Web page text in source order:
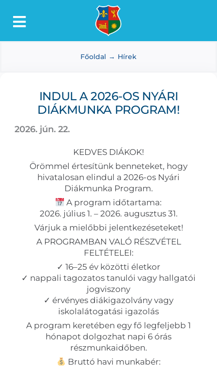
Toggle
Lőkösháza
Dokumentumtár
Főoldal Hírek
INDUL A 2026-OS NYÁRI
DIÁKMUNKA PROGRAM!
2026. jún. 22.
KEDVES DIÁKOK!
Örömmel értesítünk benneteket, hogy
hivatalosan elindul a 2026-os Nyári
Diákmunka Program.
A program időtartama:
2026. július 1. – 2026. augusztus 31.
Várjuk a mielőbbi jelentkezéseteket!
A PROGRAMBAN VALÓ RÉSZVÉTEL
FELTÉTELEI:
✓ 16–25 év közötti életkor
✓ nappali tagozatos tanulói vagy hallgatói
jogviszony
✓ érvényes diákigazolvány vagy
iskolalátogatási igazolás
A program keretében egy fő legfeljebb 1
hónapot dolgozhat napi 6 órás
részmunkaidőben.
Bruttó havi munkabér: